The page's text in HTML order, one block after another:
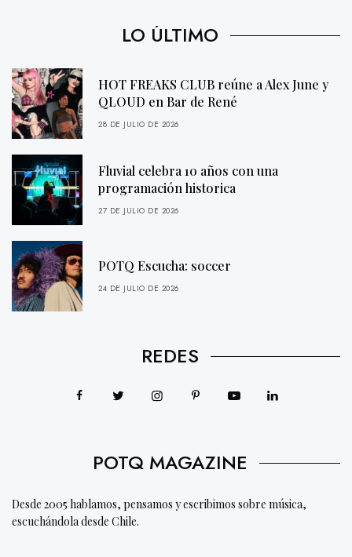
LO ÚLTIMO
HOT FREAKS CLUB reúne a Alex June y
QLOUD en Bar de René
28 DE JULIO DE 2026
Fluvial celebra 10 años con una
programación historica
27 DE JULIO DE 2026
POTQ Escucha: soccer
24 DE JULIO DE 2026
REDES
POTQ MAGAZINE
Desde 2005 hablamos, pensamos y escribimos sobre música,
escuchándola desde Chile.